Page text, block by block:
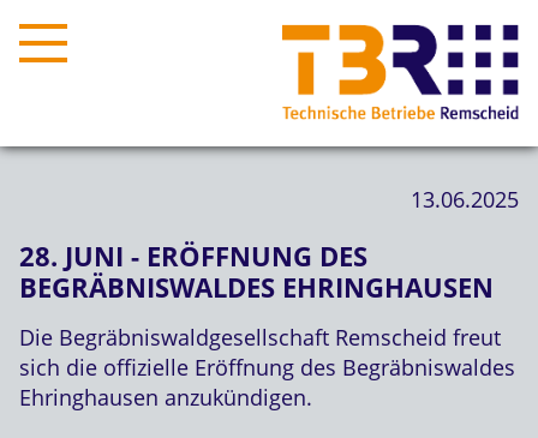
13.06.2025
28. JUNI - ERÖFFNUNG DES
BEGRÄBNISWALDES EHRINGHAUSEN
Die Begräbniswaldgesellschaft Remscheid freut
sich die offizielle Eröffnung des Begräbniswaldes
Ehringhausen anzukündigen.